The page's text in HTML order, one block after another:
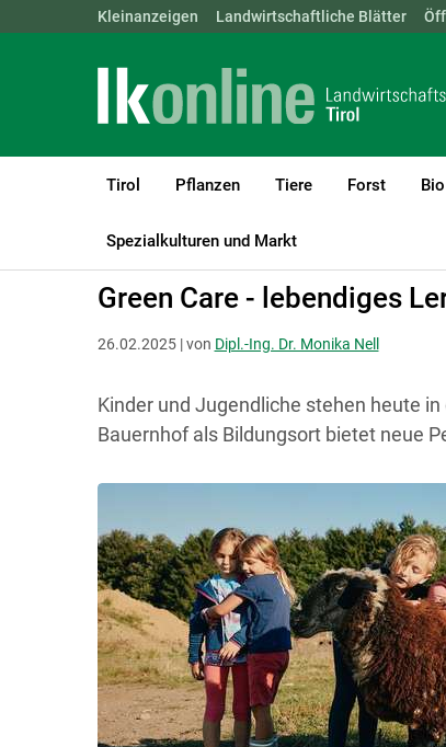
Landwirtschaftskammern: ÖSTERREICH BGLD
Kleinanzeigen Landwirtschaftliche Blätter
Tirol Pflanzen Tiere Forst Bio
Spezialkulturen und Markt
LK Tirol Diversifizierung Green Care - Wo Menschen
Green Care - lebendiges
26.02.2025 | von Dipl.-Ing. Dr. Monika Nell
Kinder und Jugendliche stehen heute
Bauernhof als Bildungsort bietet neue